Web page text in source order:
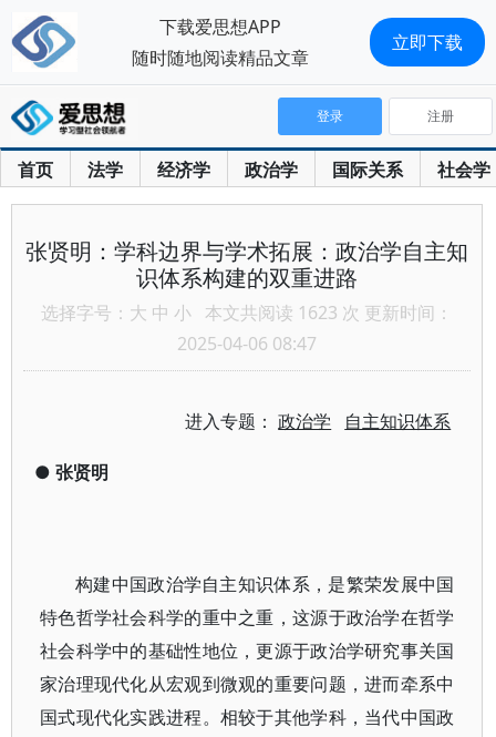
首页 法学 经济学 政治学 国际关系 社会学
登录 注册
张贤明：学科边界与学术拓展：政治学自主知
识体系构建的双重进路
选择字号： 大 中 小 本文共阅读 1623 次 更新时间：
2025-04-06 08:47
进入专题：政治学 自主知识体系
● 张贤明
构建中国政治学自主知识体系，是繁荣发展中国
特色哲学社会科学的重中之重，这源于政治学在哲学
社会科学中的基础性地位，更源于政治学研究事关国
家治理现代化从宏观到微观的重要问题，进而牵系中
国式现代化实践进程。相较于其他学科，当代中国政
下载爱思想APP
随时随地阅读精品文章
立即下载